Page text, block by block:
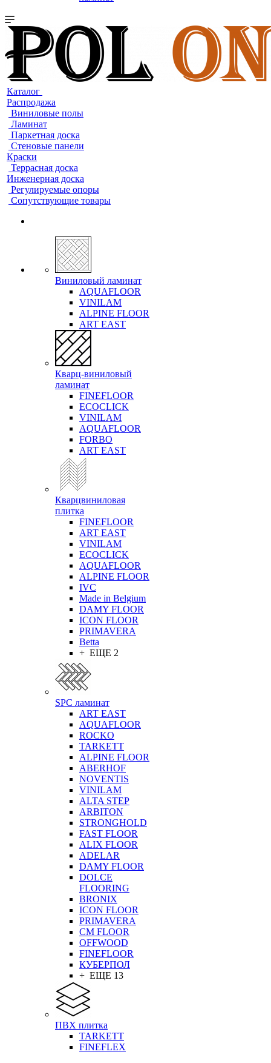
Каталог
Распродажа
Виниловые полы
Ламинат
Паркетная доска
Стеновые панели
Краски
Террасная доска
Инженерная доска
Регулируемые опоры
Сопутствующие товары
Виниловый ламинат
AQUAFLOOR
VINILAM
ALPINE FLOOR
ART EAST
Кварц-виниловый
ламинат
FINEFLOOR
ECOCLICK
VINILAM
AQUAFLOOR
FORBO
ART EAST
Кварцвиниловая
плитка
FINEFLOOR
ART EAST
VINILAM
ECOCLICK
AQUAFLOOR
ALPINE FLOOR
IVC
Made in Belgium
DAMY FLOOR
ICON FLOOR
PRIMAVERA
Betta
+ ЕЩЕ 2
SPC ламинат
ART EAST
AQUAFLOOR
ROCKO
TARKETT
ALPINE FLOOR
ABERHOF
NOVENTIS
VINILAM
ALTA STEP
ARBITON
STRONGHOLD
FAST FLOOR
ALIX FLOOR
ADELAR
DAMY FLOOR
DOLCE
FLOORING
BRONIX
ICON FLOOR
PRIMAVERA
CM FLOOR
OFFWOOD
FINEFLOOR
КУБЕРПОЛ
+ ЕЩЕ 13
ПВХ плитка
TARKETT
FINEFLEX